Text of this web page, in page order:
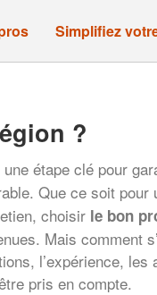
Simplifiez
?
étape clé pour
Que ce soit pour
choisir le bon
Mais comment
l’expérience, les
pris en compte.